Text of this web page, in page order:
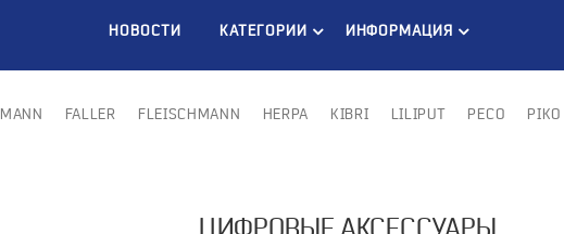
НОВОСТИ КАТЕГОРИИ ИНФОРМАЦИЯ
FALLER FLEISCHMANN HERPA KIBRI LILIPUT PECO PIKO